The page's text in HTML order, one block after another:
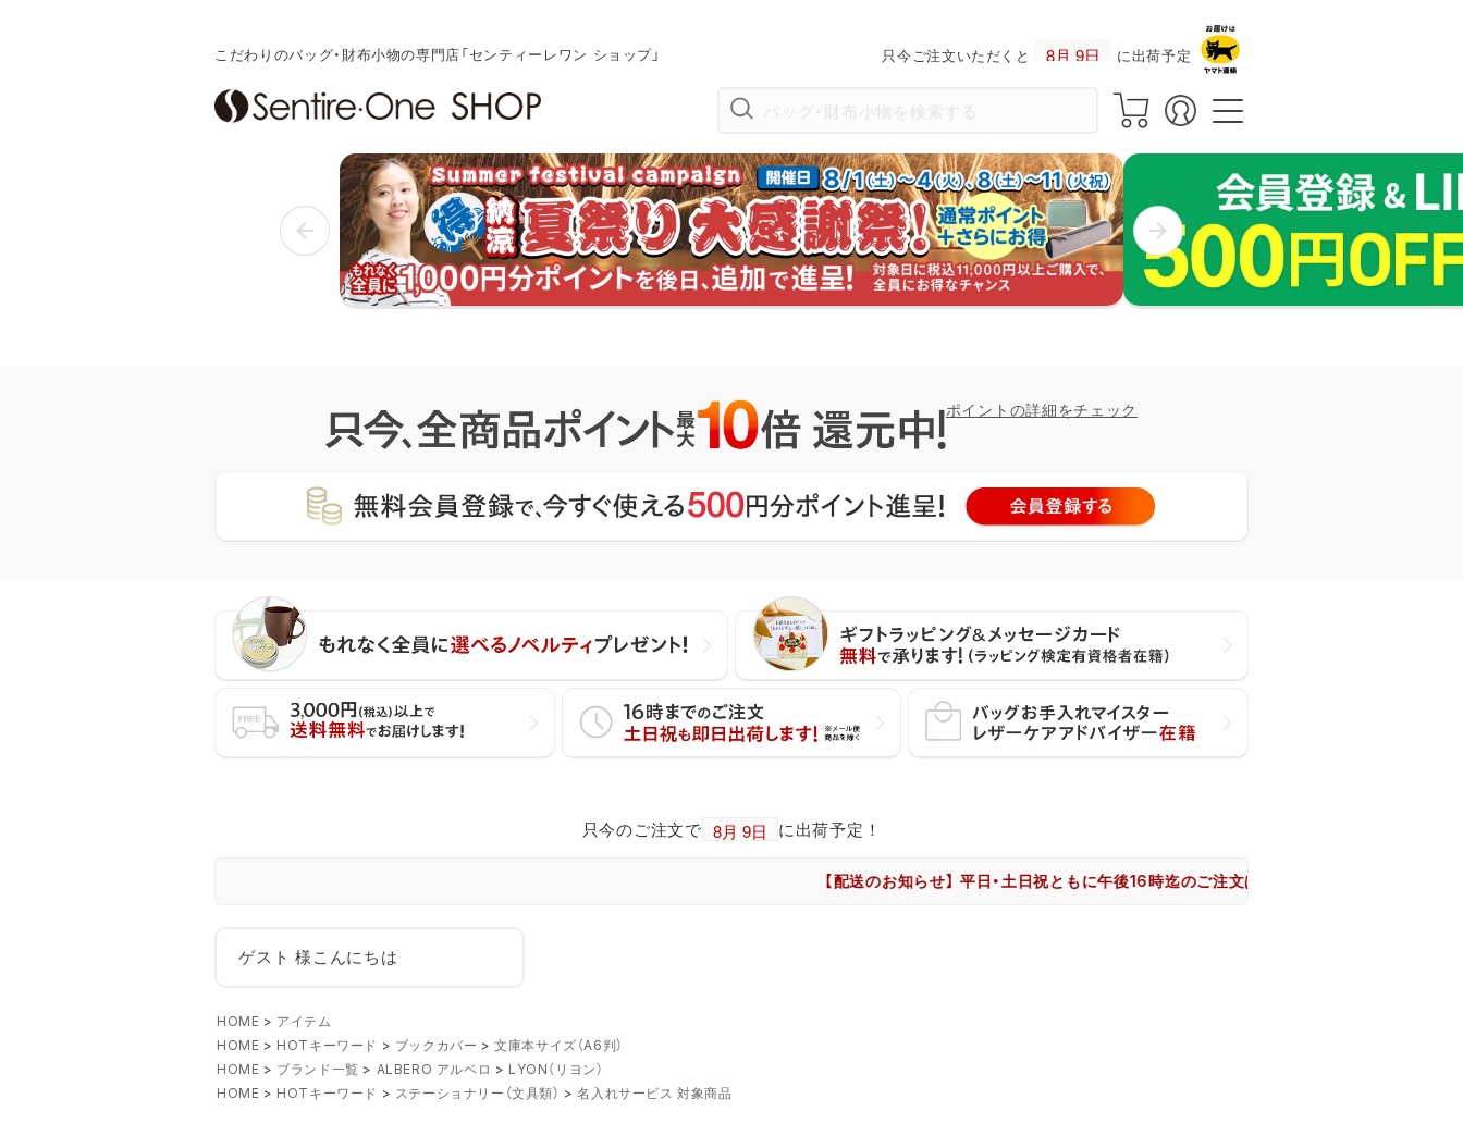
こだわりのバッグ・財布小物の専門店「センティーレワン ショップ」 只今ご注文いただくと に出荷予定！
ポイントの詳細をチェック
只今のご注文で に出荷予定！
【配送のお知らせ】 平日・土日祝ともに午後16時迄のご注文は、大阪市からヤマト運輸で即日出荷
ゲスト 様こんにちは
HOME
アイテム
HOME
HOTキーワード ブックカバー
文庫本サイズ（A6判）
HOME
ブランド一覧 ALBERO アルベロ
LYON（リヨン）
HOME
HOTキーワード ステーショナリー（文具類） 名入れサービス 対象商品